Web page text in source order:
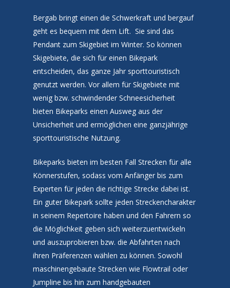
Bergab bringt einen die Schwerkraft und bergauf
geht es bequem mit dem Lift. Sie sind das
Pendant zum Skigebiet im Winter. So können
Skigebiete, die sich für einen Bikepark
entscheiden, das ganze Jahr sporttouristisch
genutzt werden. Vor allem für Skigebiete mit
wenig bzw. schwindender Schneesicherheit
bieten Bikeparks einen Ausweg aus der
Unsicherheit und ermöglichen eine ganzjährige
sporttouristische Nutzung.
Bikeparks bieten im besten Fall Strecken für alle
Könnerstufen, sodass vom Anfänger bis zum
Experten für jeden die richtige Strecke dabei ist.
Ein guter Bikepark sollte jeden Streckencharakter
in seinem Repertoire haben und den Fahrern so
die Möglichkeit geben sich weiterzuentwickeln
und auszuprobieren bzw. die Abfahrten nach
ihren Präferenzen wählen zu können. Sowohl
maschinengebaute Strecken wie Flowtrail oder
Jumpline bis hin zum handgebauten